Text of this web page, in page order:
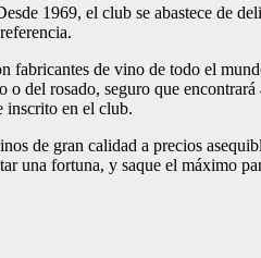
1969, el club se abastece de
fabricantes de vino de todo el
del rosado, seguro que encontrará
inscrito en el club.
de gran calidad a precios
una fortuna, y saque el máximo